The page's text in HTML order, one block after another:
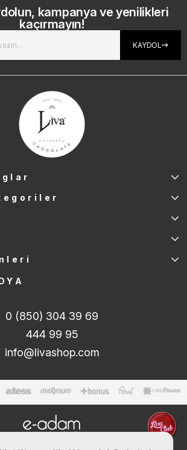
kampanya ve yenilikleri
kaçırmayın!
KAYDOL
0 (850) 304 39 69
444 99 95
info@livashop.com